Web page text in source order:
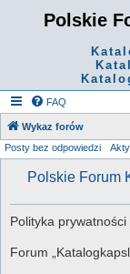
Polskie
FAQ
Wykaz forów
Posty bez odpowiedzi
Polskie Forum
Polityka prywatności
Forum